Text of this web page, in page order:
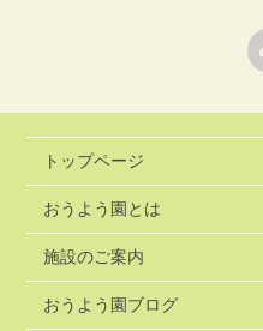
トップページ
おうよう園とは
施設のご案内
おうよう園ブログ